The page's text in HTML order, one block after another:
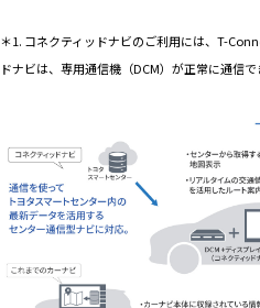
＊1. コネクティッドナビのご利用には、T-
ドナビは、専用通信機（DCM）が正常に通信